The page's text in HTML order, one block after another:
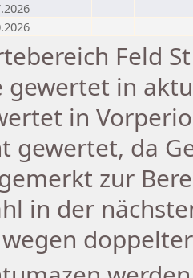
Feld
gewertet in
in
gewertet, da
zur
in der